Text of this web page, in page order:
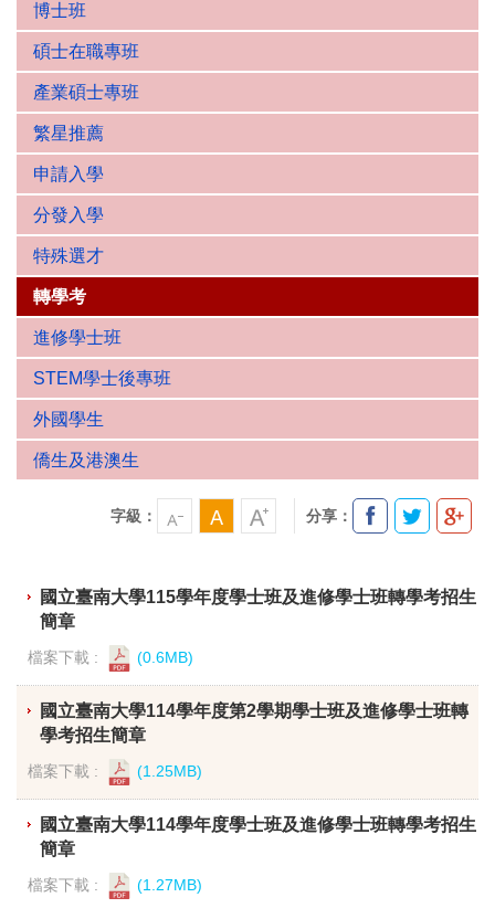
博士班
碩士在職專班
產業碩士專班
繁星推薦
申請入學
分發入學
特殊選才
轉學考
進修學士班
STEM學士後專班
外國學生
僑生及港澳生
字級： 分享：
國立臺南大學115學年度學士班及進修學士班轉學考招生
簡章
檔案下載 : (0.6MB)
國立臺南大學114學年度第2學期學士班及進修學士班轉
學考招生簡章
檔案下載 : (1.25MB)
國立臺南大學114學年度學士班及進修學士班轉學考招生
簡章
檔案下載 : (1.27MB)